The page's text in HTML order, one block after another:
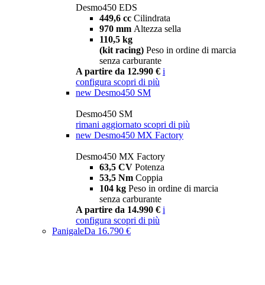
Desmo450 EDS
449,6 cc Cilindrata
970 mm Altezza sella
110,5 kg
(kit racing) Peso in ordine di marcia
senza carburante
A partire da 12.990 € i
configura scopri di più
new Desmo450 SM
Desmo450 SM
rimani aggiornato scopri di più
new Desmo450 MX Factory
Desmo450 MX Factory
63,5 CV Potenza
53,5 Nm Coppia
104 kg Peso in ordine di marcia
senza carburante
A partire da 14.990 € i
configura scopri di più
PanigaleDa 16.790 €